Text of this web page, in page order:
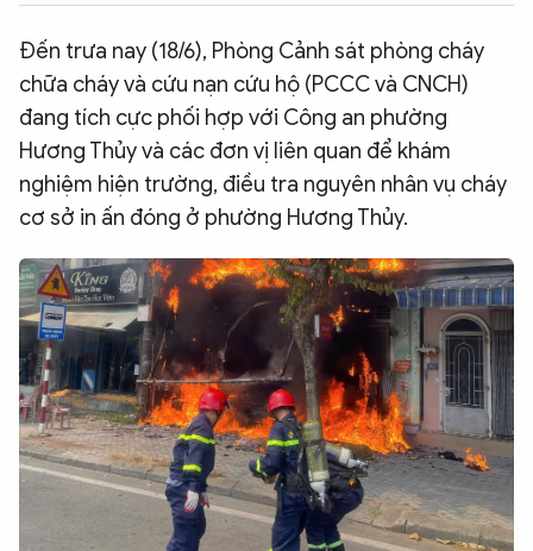
CÔNG NGHỆ
QUỐC TẾ
VĂN HÓA - THỂ THAO
BẠN ĐỌC & CAND
ĐA PHƯƠNG TIỆN
eMagazine
Podcast
Video Ảnh
Infographic
Đến trưa nay (18/6), Phòng Cảnh sát phòng cháy
chữa cháy và cứu nạn cứu hộ (PCCC và CNCH)
đang tích cực phối hợp với Công an phường
Hương Thủy và các đơn vị liên quan để khám
nghiệm hiện trường, điều tra nguyên nhân vụ cháy
cơ sở in ấn đóng ở phường Hương Thủy.